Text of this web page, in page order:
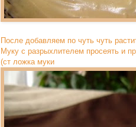
После добавляем по чуть чуть
Муку с разрыхлителем просеять и
(ст ложка муки